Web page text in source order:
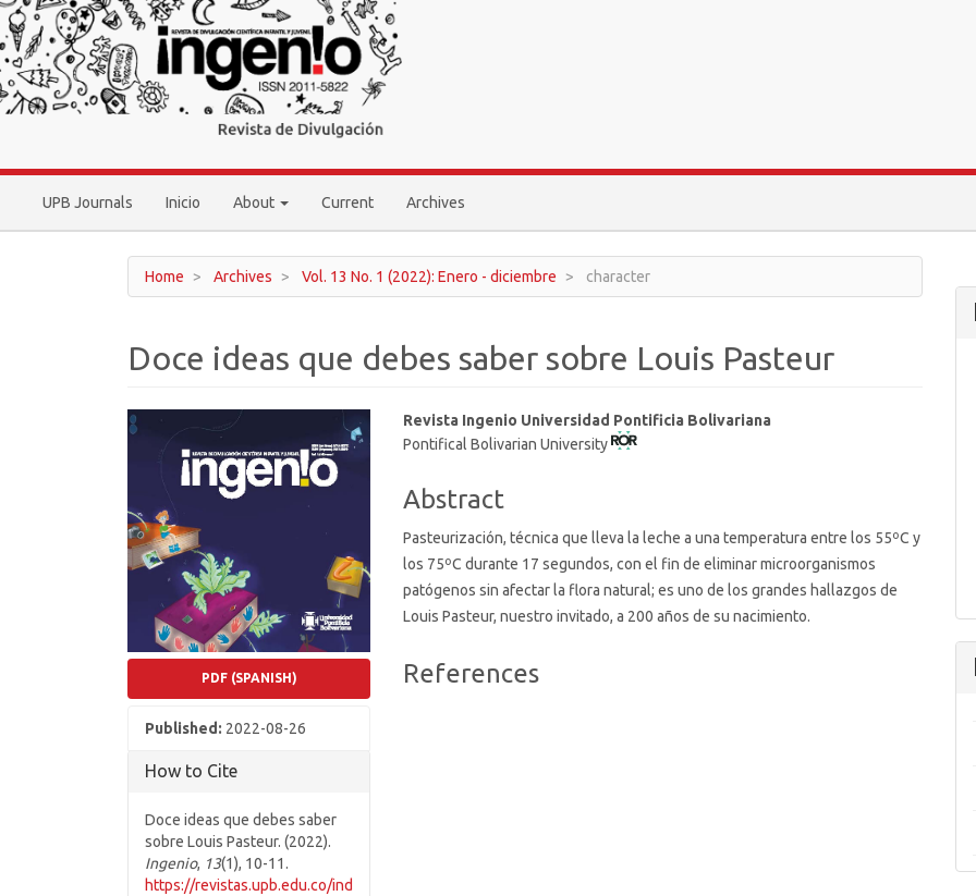
Main
Navigation
Main
Content
Sidebar
UPB Journals Inicio About Current Archives
Home Archives Vol. 13 No. 1 (2022): Enero - diciembre character
Doce ideas que debes saber sobre Louis Pasteur
Article
Sidebar
PDF (SPANISH)
Published: 2022-08-26
How to Cite
Doce ideas que debes saber
sobre Louis Pasteur. (2022).
Ingenio, 13(1), 10-11.
https://revistas.upb.edu.co/ind
Main
Article
Revista Ingenio Universidad Pontificia Bolivariana
Pontifical Bolivarian University
Abstract
Pasteurización, técnica que lleva la leche a una temperatura entre los 55ºC y
los 75ºC durante 17 segundos, con el fin de eliminar microorganismos
patógenos sin afectar la flora natural; es uno de los grandes hallazgos de
Louis Pasteur, nuestro invitado, a 200 años de su nacimiento.
Article
References